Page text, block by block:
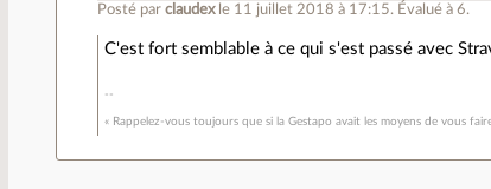
Posté parclaudex le 11 juillet 2018 à 17:15. Évalué à6.
C'est fort semblable à ce qui s'est passé avec
« Rappelez-vous toujours que si la Gestapo avait les moyens de vous